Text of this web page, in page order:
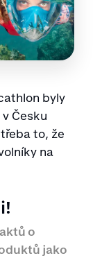
byly
Česku
to, že
na
o
jako